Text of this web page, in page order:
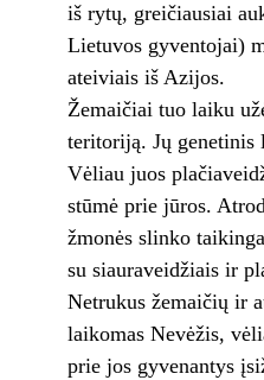
iš rytų, greičiausiai
Lietuvos gyventojai)
ateiviais iš Azijos.
Žemaičiai tuo laiku
teritoriją. Jų genetinis
Vėliau juos
stūmė prie jūros.
žmonės slinko
su siauraveidžiais ir
Netrukus žemaičių ir
laikomas Nevėžis,
prie jos gyvenantys